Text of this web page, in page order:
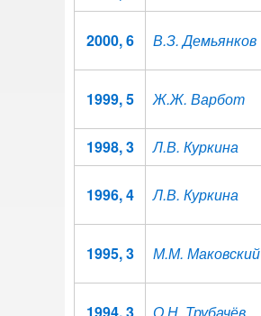
2000, 6 В.З. Демьянков
1999, 5 Ж.Ж. Варбот
1998, 3 Л.В. Куркина
1996, 4 Л.В. Куркина
1995, 3 М.М. Маковский